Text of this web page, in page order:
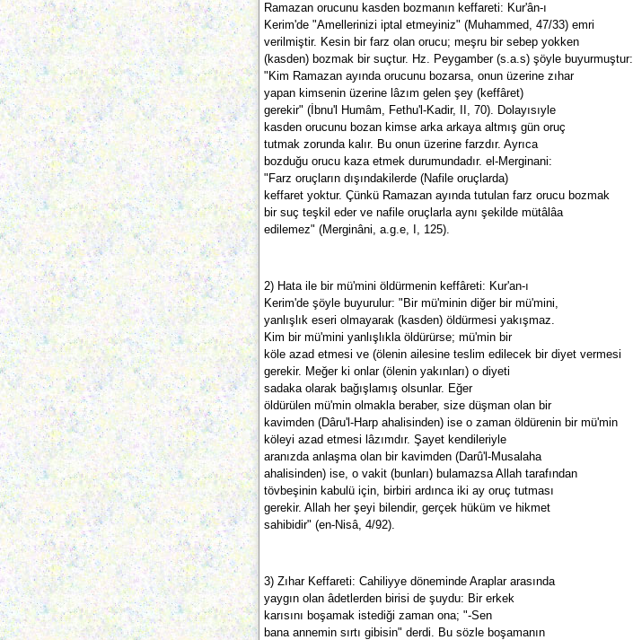
Ramazan orucunu kasden bozmanın keffareti: Kur'ân-ı
Kerim'de "Amellerinizi iptal etmeyiniz" (Muhammed, 47/33) emri
verilmiştir. Kesin bir farz olan orucu; meşru bir sebep yokken
(kasden) bozmak bir suçtur. Hz. Peygamber (s.a.s) şöyle buyurmuştur:
"Kim Ramazan ayında orucunu bozarsa, onun üzerine zıhar
yapan kimsenin üzerine lâzım gelen şey (keffâret)
gerekir" (İbnu'l Humâm, Fethu'l-Kadir, II, 70). Dolayısıyle
kasden orucunu bozan kimse arka arkaya altmış gün oruç
tutmak zorunda kalır. Bu onun üzerine farzdır. Ayrıca
bozduğu orucu kaza etmek durumundadır. el-Merginani:
"Farz oruçların dışındakilerde (Nafile oruçlarda)
keffaret yoktur. Çünkü Ramazan ayında tutulan farz orucu bozmak
bir suç teşkil eder ve nafile oruçlarla aynı şekilde mütâlâa
edilemez" (Merginâni, a.g.e, I, 125).
2) Hata ile bir mü'mini öldürmenin keffâreti: Kur'an-ı
Kerim'de şöyle buyurulur: "Bir mü'minin diğer bir mü'mini,
yanlışlık eseri olmayarak (kasden) öldürmesi yakışmaz.
Kim bir mü'mini yanlışlıkla öldürürse; mü'min bir
köle azad etmesi ve (ölenin ailesine teslim edilecek bir diyet vermesi
gerekir. Meğer ki onlar (ölenin yakınları) o diyeti
sadaka olarak bağışlamış olsunlar. Eğer
öldürülen mü'min olmakla beraber, size düşman olan bir
kavimden (Dâru'l-Harp ahalisinden) ise o zaman öldürenin bir mü'min
köleyi azad etmesi lâzımdır. Şayet kendileriyle
aranızda anlaşma olan bir kavimden (Darû'l-Musalaha
ahalisinden) ise, o vakit (bunları) bulamazsa Allah tarafından
tövbeşinin kabulü için, birbiri ardınca iki ay oruç tutması
gerekir. Allah her şeyi bilendir, gerçek hüküm ve hikmet
sahibidir" (en-Nisâ, 4/92).
3) Zıhar Keffareti: Cahiliyye döneminde Araplar arasında
yaygın olan âdetlerden birisi de şuydu: Bir erkek
karısını boşamak istediği zaman ona; "-Sen
bana annemin sırtı gibisin" derdi. Bu sözle boşamanın